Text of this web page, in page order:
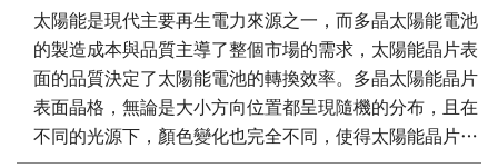
檢測上且不需精確的校正，並可避開導致反光的視角以最
少的取像視角涵蓋整個檢測面達到檢測的行為。
太陽能是現代主要再生電力來源之一，而多晶太陽能電池
的製造成本與品質主導了整個市場的需求，太陽能晶片表
面的品質決定了太陽能電池的轉換效率。多晶太陽能晶片
表面晶格，無論是大小方向位置都呈現隨機的分布，且在
不同的光源下，顏色變化也完全不同，使得太陽能晶片在